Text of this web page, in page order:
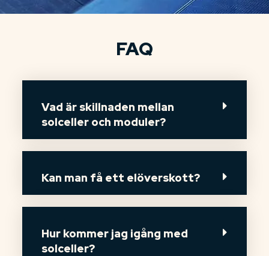
FAQ
Vad är skillnaden mellan
solceller och moduler?
Kan man få ett elöverskott?
Hur kommer jag igång med
solceller?